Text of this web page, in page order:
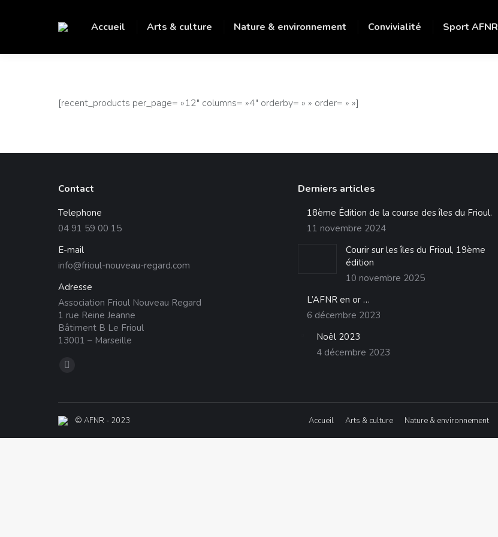
Accueil Arts & culture Nature & environnement Convivialité Sport AFNR
[recent_products per_page= »12″ columns= »4″ orderby= » » order= » »]
Contact
Telephone
04 91 59 00 15
E-mail
info@frioul-nouveau-regard.com
Adresse
Association Frioul Nouveau Regard
1 rue Reine Jeanne
Bâtiment B Le Frioul
13001 – Marseille
Trouvez nous sur :
La
Facebook
s'ouvre
Derniers articles
18ème Édition de la course des îles du Frioul.
11 novembre 2024
Courir sur les îles du Frioul, 19ème
édition
10 novembre 2025
L’AFNR en or …
6 décembre 2023
Noël 2023
4 décembre 2023
© AFNR - 2023 Accueil Arts & culture Nature & environnement